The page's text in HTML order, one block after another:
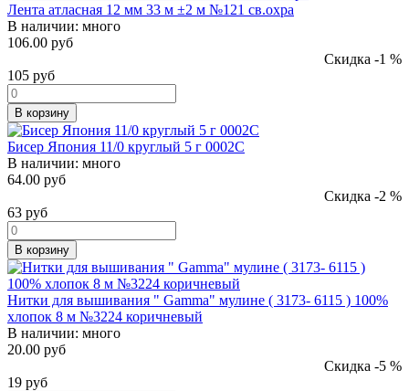
Лента атласная 12 мм 33 м ±2 м №121 св.охра
В наличии: много
106.00 руб
Скидка -1 %
105 руб
В корзину
Бисер Япония 11/0 круглый 5 г 0002C
В наличии: много
64.00 руб
Скидка -2 %
63 руб
В корзину
Нитки для вышивания " Gamma" мулине ( 3173- 6115 ) 100%
хлопок 8 м №3224 коричневый
В наличии: много
20.00 руб
Скидка -5 %
19 руб